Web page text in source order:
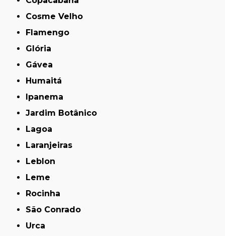
Cosme Velho
Flamengo
Glória
Gávea
Humaitá
Ipanema
Jardim Botânico
Lagoa
Laranjeiras
Leblon
Leme
Rocinha
São Conrado
Urca